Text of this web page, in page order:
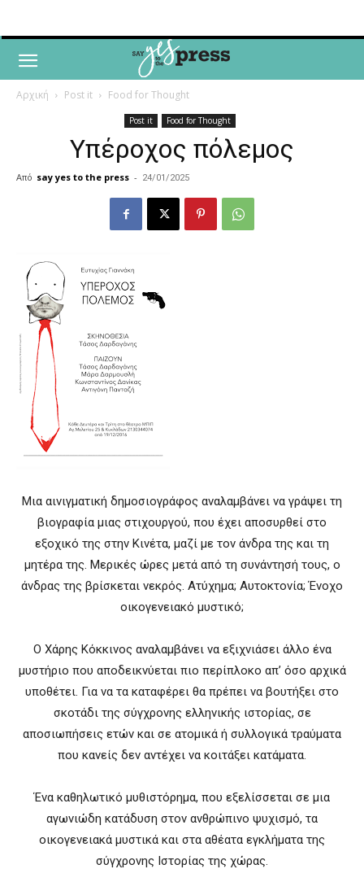
Αρχική Post it Food for Thought
Post it Food for Thought
Υπέροχος πόλεμος
Από say yes to the press - 24/01/2025
Μια αινιγματική δημοσιογράφος αναλαμβάνει να γράψει τη
βιογραφία μιας στιχουργού, που έχει αποσυρθεί στο
εξοχικό της στην Κινέτα, μαζί με τον άνδρα της και τη
μητέρα της. Μερικές ώρες μετά από τη συνάντησή τους, ο
άνδρας της βρίσκεται νεκρός. Ατύχημα; Αυτοκτονία; Ένοχο
οικογενειακό μυστικό;
Ο Χάρης Κόκκινος αναλαμβάνει να εξιχνιάσει άλλο ένα
μυστήριο που αποδεικνύεται πιο περίπλοκο απ’ όσο αρχικά
υποθέτει. Για να τα καταφέρει θα πρέπει να βουτήξει στο
σκοτάδι της σύγχρονης ελληνικής ιστορίας, σε
αποσιωπήσεις ετών και σε ατομικά ή συλλογικά τραύματα
που κανείς δεν αντέχει να κοιτάξει κατάματα.
Ένα καθηλωτικό μυθιστόρημα, που εξελίσσεται σε μια
αγωνιώδη κατάδυση στον ανθρώπινο ψυχισμό, τα
οικογενειακά μυστικά και στα αθέατα εγκλήματα της
σύγχρονης Ιστορίας της χώρας.